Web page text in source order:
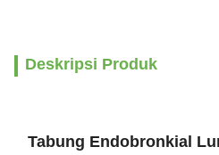
Deskripsi Produk
Tabung Endobronkial